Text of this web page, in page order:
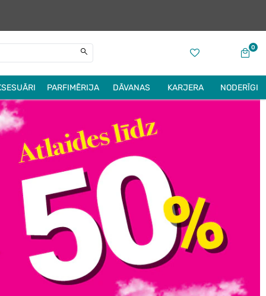
0
PARFIMĒRIJA DĀVANAS KARJERA NODERĪGI